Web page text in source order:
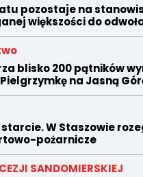
pozostaje na
większości do
blisko 200 pątników
na Jasną
starcie. W Staszowie
pożarnicze
SANDOMIERSKIEJ